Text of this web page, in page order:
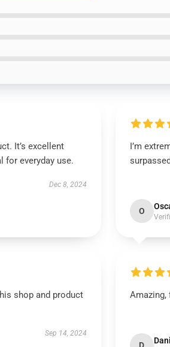
It’s excellent
for everyday use.
Dec 8, 2024
I’m
O
shop and product
Sep 14, 2024
Amazing,